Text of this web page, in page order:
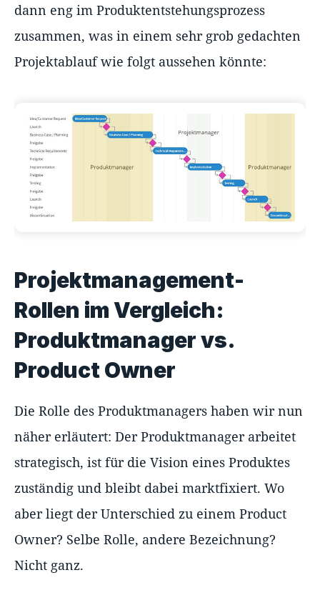
dann eng im Produktentstehungsprozess
zusammen, was in einem sehr grob gedachten
Projektablauf wie folgt aussehen könnte:
Projektmanagement-
Rollen im Vergleich:
Produktmanager vs.
Product Owner
Die Rolle des Produktmanagers haben wir nun
näher erläutert: Der Produktmanager arbeitet
strategisch, ist für die Vision eines Produktes
zuständig und bleibt dabei marktfixiert. Wo
aber liegt der Unterschied zu einem Product
Owner? Selbe Rolle, andere Bezeichnung?
Nicht ganz.